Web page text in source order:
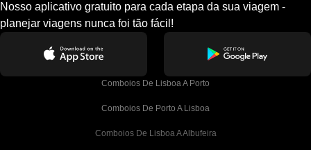
Nosso aplicativo gratuito para cada etapa da sua viagem -
planejar viagens nunca foi tão fácil!
Comboios De Lisboa A Porto
Comboios De Porto A Lisboa
Comboios De Lisboa A Albufeira